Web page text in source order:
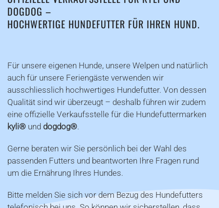
DOGDOG –
HOCHWERTIGE HUNDEFUTTER FÜR IHREN HUND.
Für unsere eigenen Hunde, unsere Welpen und natürlich
auch für unsere Feriengäste verwenden wir
ausschliesslich hochwertiges Hundefutter. Von dessen
Qualität sind wir überzeugt – deshalb führen wir zudem
eine offizielle Verkaufsstelle für die Hundefuttermarken
kyli® und dogdog®.
Gerne beraten wir Sie persönlich bei der Wahl des
passenden Futters und beantworten Ihre Fragen rund
um die Ernährung Ihres Hundes.
Bitte melden Sie sich vor dem Bezug des Hundefutters